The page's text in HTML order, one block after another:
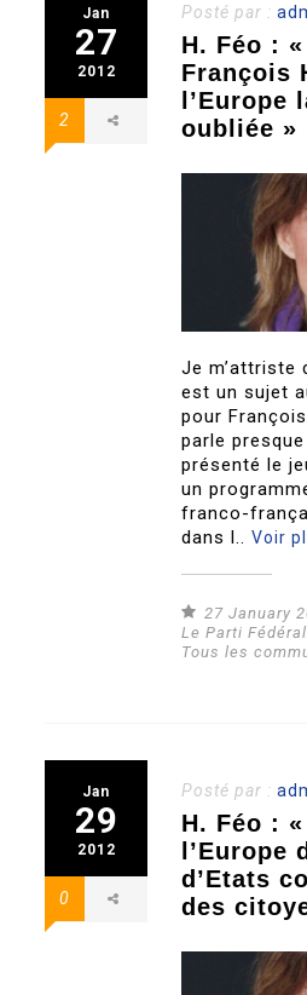
Jan
27
2012
2
Posté par :
H. Féo :
François
l’Europe
oubliée »
Je m’attriste
est un sujet
pour François
parle
présenté le
un
franco-
dans l..Voir
27 January
Le Parti
Tous les
Jan
29
2012
0
Posté par :
H. Féo :
l’Europe
d’Etats
des